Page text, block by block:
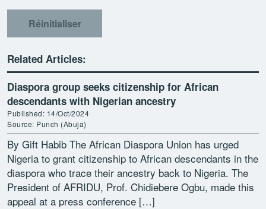
Réinitialiser
Related Articles:
Diaspora group seeks citizenship for African
descendants with Nigerian ancestry
Published: 14/Oct/2024
Source: Punch (Abuja)
By Gift Habib The African Diaspora Union has urged
Nigeria to grant citizenship to African descendants in the
diaspora who trace their ancestry back to Nigeria. The
President of AFRIDU, Prof. Chidiebere Ogbu, made this
appeal at a press conference […]